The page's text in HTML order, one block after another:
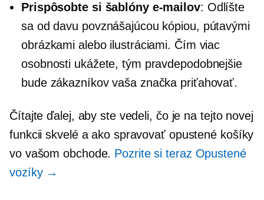
Prispôsobte si šablóny e-mailov: Odlíšte
sa od davu povznášajúcou kópiou, pútavými
obrázkami alebo ilustráciami. Čím viac
osobnosti ukážete, tým pravdepodobnejšie
bude zákazníkov vaša značka priťahovať.
Čítajte ďalej, aby ste vedeli, čo je na tejto novej
funkcii skvelé a ako spravovať opustené košíky
vo vašom obchode. Pozrite si teraz Opustené
vozíky →